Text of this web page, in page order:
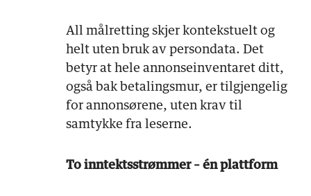
All målretting skjer kontekstuelt og
helt uten bruk av persondata. Det
betyr at hele annonseinventaret ditt,
også bak betalingsmur, er tilgjengelig
for annonsørene, uten krav til
samtykke fra leserne.
To inntektsstrømmer – én plattform